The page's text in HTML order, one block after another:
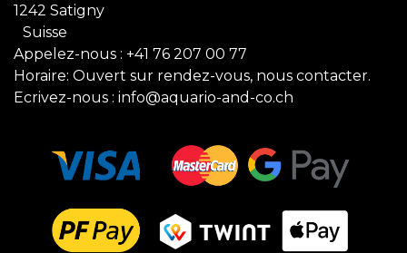
1242 Satigny
Suisse
Appelez-nous : +41 76 207 00 77
Horaire: Ouvert sur rendez-vous, nous contacter.
Ecrivez-nous : info@aquario-and-co.ch